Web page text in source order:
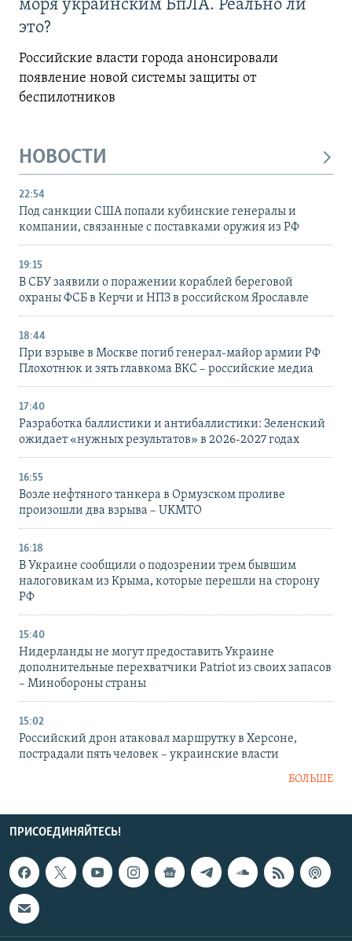
моря украинским БпЛА. Реально ли
это?
Российские власти города анонсировали
появление новой системы защиты от
беспилотников
НОВОСТИ
22:54
Под санкции США попали кубинские генералы и
компании, связанные с поставками оружия из РФ
19:15
В СБУ заявили о поражении кораблей береговой
охраны ФСБ в Керчи и НПЗ в российском Ярославле
18:44
При взрыве в Москве погиб генерал-майор армии РФ
Плохотнюк и зять главкома ВКС – российские медиа
17:40
Разработка баллистики и антибаллистики: Зеленский
ожидает «нужных результатов» в 2026-2027 годах
16:55
Возле нефтяного танкера в Ормузском проливе
произошли два взрыва – UKMTO
16:18
В Украине сообщили о подозрении трем бывшим
налоговикам из Крыма, которые перешли на сторону
РФ
15:40
Нидерланды не могут предоставить Украине
дополнительные перехватчики Patriot из своих запасов
– Минобороны страны
15:02
Российский дрон атаковал маршрутку в Херсоне,
пострадали пять человек – украинские власти
БОЛЬШЕ
ПРИСОЕДИНЯЙТЕСЬ!